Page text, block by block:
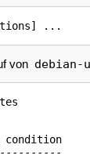
von debian-
condition